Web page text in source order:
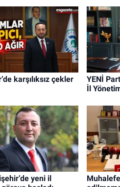
karşılıksız çekler
YENİ
İl
yeni il